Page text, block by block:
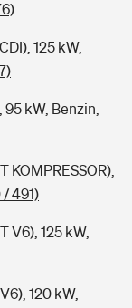
125 kW,
kW, Benzin,
/ 491)
V6), 125 kW,
120 kW,